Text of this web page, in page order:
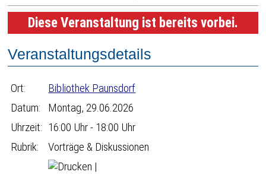
Diese Veranstaltung ist bereits vorbei.
Veranstaltungsdetails
Ort:
Bibliothek Paunsdorf
Datum:
Montag, 29.06.2026
Uhrzeit: 16:00 Uhr - 18:00 Uhr
Rubrik:
Vorträge & Diskussionen
|